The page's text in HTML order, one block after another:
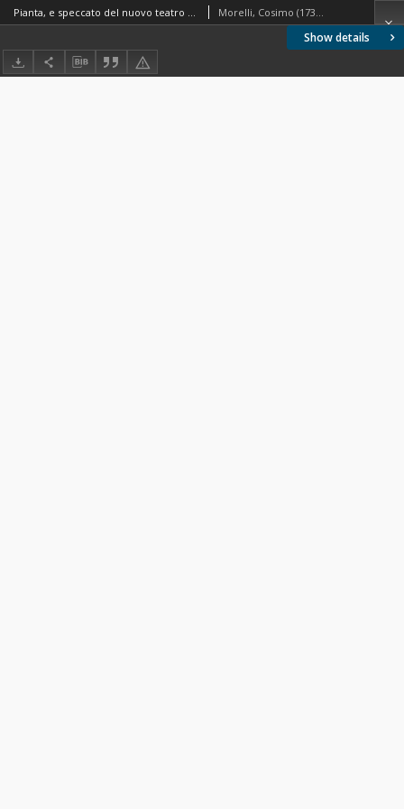
Show details
Pianta, e speccato del nuovo teatro d'Imola : dedicato a Sua Eccelenza la Signora Marchesa Lilla Cambiaso Morelli, Cosimo (1732-1812). Autor